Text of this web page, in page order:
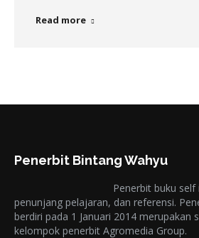
Read more
Penerbit Bintang Wahyu
Penerbit buku
penunjang pelajaran, dan referensi.
berdiri pada 1 Januari 2014 merupakan
kelompok penerbit Agromedia Group.